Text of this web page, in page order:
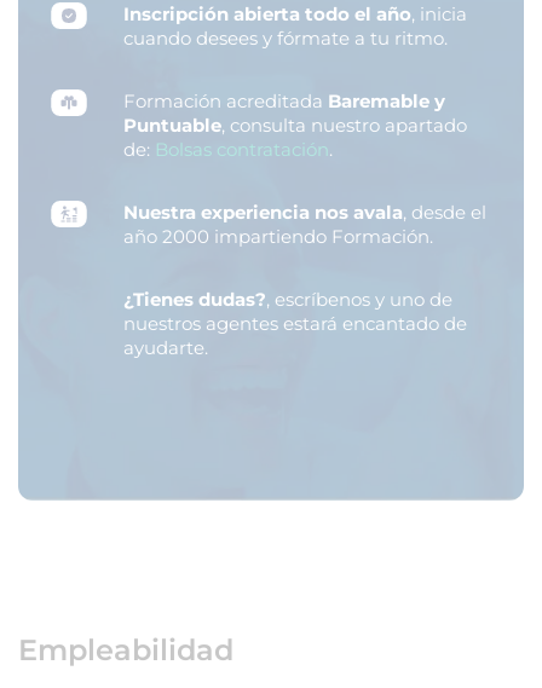
Inscripción abierta todo el año, inicia
cuando desees y fórmate a tu ritmo.
Formación acreditada Baremable y
Puntuable, consulta nuestro apartado
de: Bolsas contratación.
Nuestra experiencia nos avala, desde el
año 2000 impartiendo Formación.
¿Tienes dudas?, escríbenos y uno de
nuestros agentes estará encantado de
ayudarte.
Empleabilidad